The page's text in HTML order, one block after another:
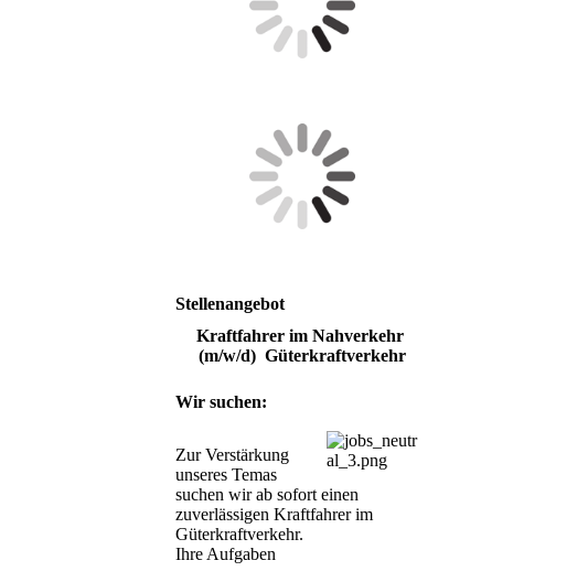
Stellenangebot
Kraftfahrer im Nahverkehr
(m/w/d)  Güterkraftverkehr
Wir suchen:
Zur Verstärkung
unseres Temas
suchen wir ab sofort einen
zuverlässigen Kraftfahrer im
Güterkraftverkehr.
Ihre Aufgaben